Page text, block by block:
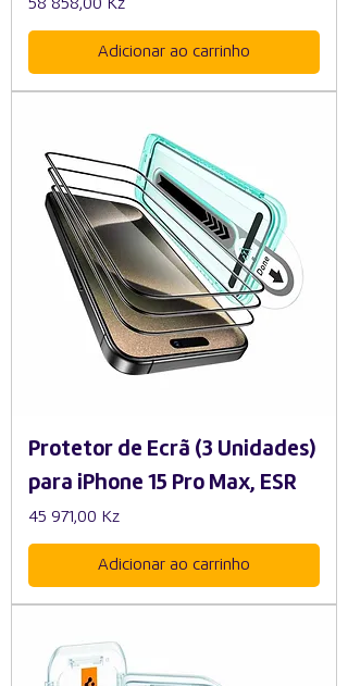
58 858,00 Kz
Adicionar ao carrinho
Protetor de Ecrã (3 Unidades)
para iPhone 15 Pro Max, ESR
Preço
45 971,00 Kz
Adicionar ao carrinho